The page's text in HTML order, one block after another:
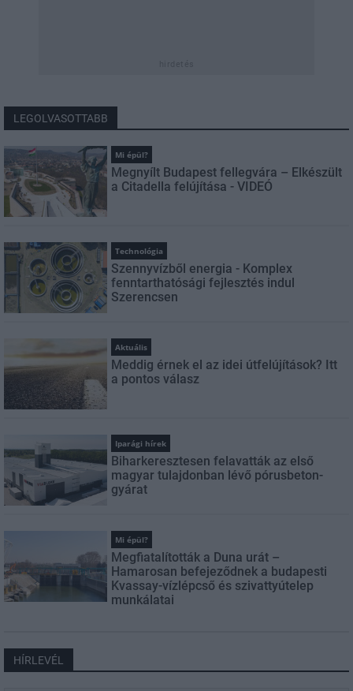
LEGOLVASOTTABB
Mi épül?
Megnyílt Budapest fellegvára – Elkészült
a Citadella felújítása - VIDEÓ
Technológia
Szennyvízből energia - Komplex
fenntarthatósági fejlesztés indul
Szerencsen
Aktuális
Meddig érnek el az idei útfelújítások? Itt
a pontos válasz
Iparági hírek
Biharkeresztesen felavatták az első
magyar tulajdonban lévő pórusbeton-
gyárat
Mi épül?
Megfiatalították a Duna urát –
Hamarosan befejeződnek a budapesti
Kvassay-vízlépcső és szivattyútelep
munkálatai
HÍRLEVÉL